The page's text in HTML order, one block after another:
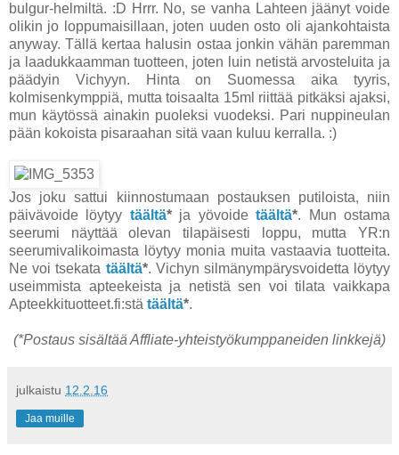
bulgur-helmiltä. :D Hrrr. No, se vanha Lahteen jäänyt voide
olikin jo loppumaisillaan, joten uuden osto oli ajankohtaista
anyway. Tällä kertaa halusin ostaa jonkin vähän paremman
ja laadukkaamman tuotteen, joten luin netistä arvosteluita ja
päädyin Vichyyn. Hinta on Suomessa aika tyyris,
kolmisenkymppiä, mutta toisaalta 15ml riittää pitkäksi ajaksi,
mun käytössä ainakin puoleksi vuodeksi. Pari nuppineulan
pään kokoista pisaraahan sitä vaan kuluu kerralla. :)
Jos joku sattui kiinnostumaan postauksen putiloista, niin
päivävoide löytyy täältä* ja yövoidetäältä*. Mun ostama
seerumi näyttää olevan tilapäisesti loppu, mutta YR:n
seerumivalikoimasta löytyy monia muita vastaavia tuotteita.
Ne voi tsekata täältä*. Vichyn silmänympärysvoidetta löytyy
useimmista apteekeista ja netistä sen voi tilata vaikkapa
Apteekkituotteet.fi:stä täältä*.
(*Postaus sisältää Affliate-yhteistyökumppaneiden linkkejä)
julkaistu 12.2.16
Jaa muille